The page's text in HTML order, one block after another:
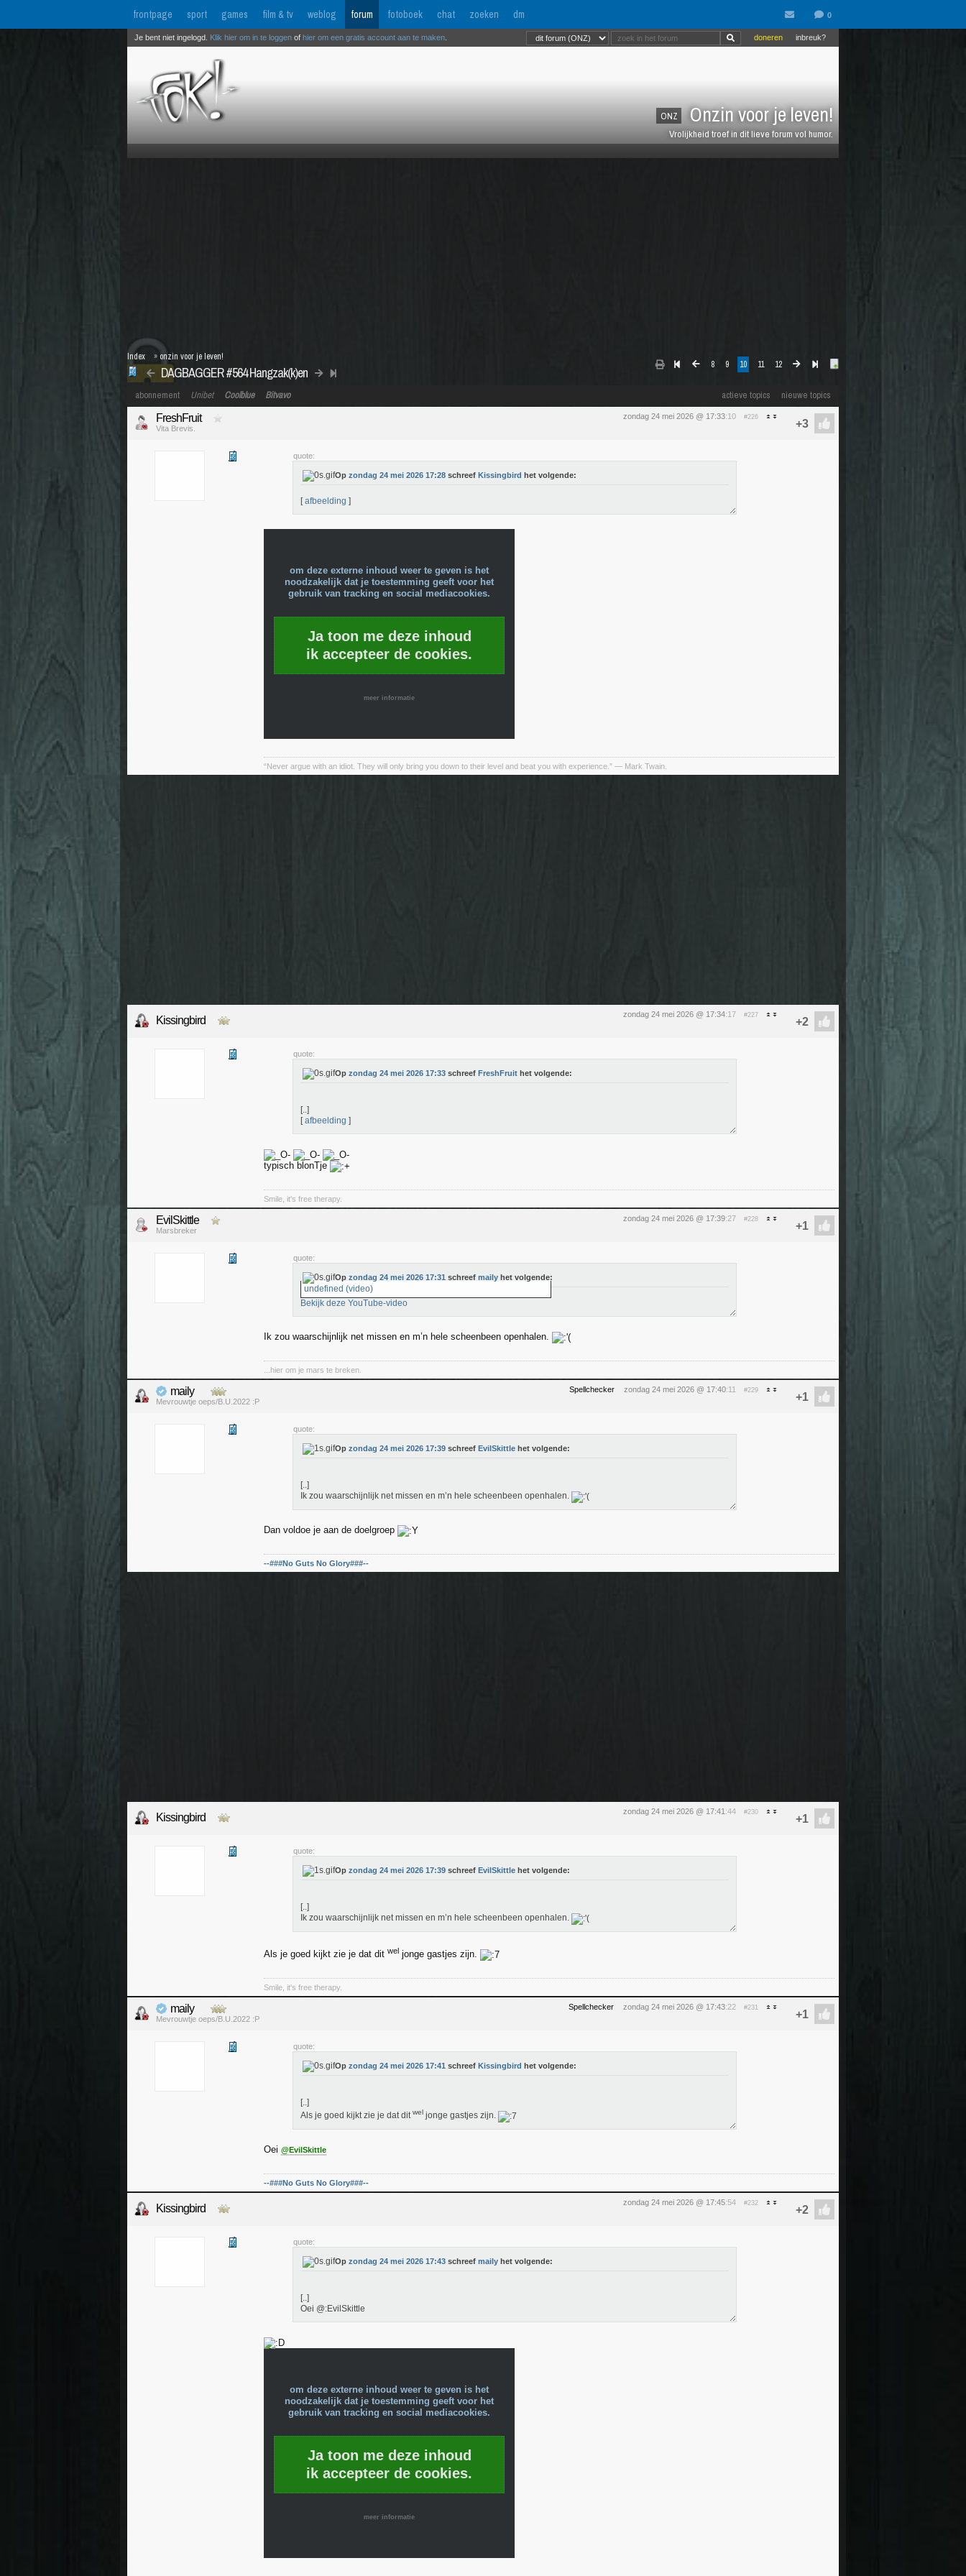
frontpage sport games film & tv weblog forum fotoboek chat zoeken dm
ONZ Onzin voor je leven!
Vrolijkheid troef in dit lieve forum vol humor.
inbreuk?
doneren
Je bent niet ingelogd. Klik hier om in te loggen of hier om een gratis account aan te maken
8 9 10 11 12
DAGBAGGER #564 Hangzak(k)en
Index » onzin voor je leven!
actieve topics nieuwe topics
abonnement Unibet Coolblue Bitvavo
zondag 24 mei 2026 @ 17:33:10 #226
FreshFruit
Vita Brevis.
quote:
Op zondag 24 mei 2026 17:28 schreef Kissingbird het volgende:
[afbeelding ]
om deze externe inhoud weer te geven is het
noodzakelijk dat je toestemming geeft voor het
gebruik van tracking en social mediacookies.
Ja toon me deze inhoud
ik accepteer de cookies.
meer informatie
“Never argue with an idiot. They will only bring you down to their level and beat you with experience.” ― Mark Twain.
zondag 24 mei 2026 @ 17:34:17 #227
Kissingbird
quote:
Op zondag 24 mei 2026 17:33 schreef FreshFruit het volgende:
[..]
[afbeelding ]
typisch blonTje
Smile, it's free therapy.
zondag 24 mei 2026 @ 17:39:27 #228
EvilSkittle
Marsbreker
quote:
Op zondag 24 mei 2026 17:31 schreef maily het volgende:
undefined (video)
Bekijk deze YouTube-video
Ik zou waarschijnlijk net missen en m’n hele scheenbeen openhalen.
...hier om je mars te breken.
Spellchecker zondag 24 mei 2026 @ 17:40:11 #229
maily
Mevrouwtje oeps/B.U.2022 :P
quote:
Op zondag 24 mei 2026 17:39 schreef EvilSkittle het volgende:
[..]
Ik zou waarschijnlijk net missen en m’n hele scheenbeen openhalen.
Dan voldoe je aan de doelgroep
--###No Guts No Glory###--
zondag 24 mei 2026 @ 17:41 :44 #230
Kissingbird
quote:
Op zondag 24 mei 2026 17:39 schreef EvilSkittle het volgende:
[..]
Ik zou waarschijnlijk net missen en m’n hele scheenbeen openhalen.
Als je goed kijkt zie je dat dit wel jonge gastjes zijn.
Smile, it's free therapy.
Spellchecker zondag 24 mei 2026 @ 17:43:22 #231
maily
Mevrouwtje oeps/B.U.2022 :P
quote:
Op zondag 24 mei 2026 17:41 schreef Kissingbird het volgende:
[..]
Als je goed kijkt zie je dat ditwel jonge gastjes zijn.
Oei @EvilSkittle
--###No Guts No Glory###--
zondag 24 mei 2026 @ 17:45:54 #232
Kissingbird
quote:
Op zondag 24 mei 2026 17:43 schreef maily het volgende:
[..]
Oei @:EvilSkittle
om deze externe inhoud weer te geven is het
noodzakelijk dat je toestemming geeft voor het
gebruik van tracking en social mediacookies.
Ja toon me deze inhoud
ik accepteer de cookies.
meer informatie